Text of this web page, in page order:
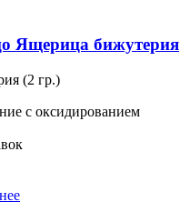
Ящерица бижутерия
(2 гр.)
с оксидированием